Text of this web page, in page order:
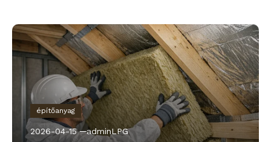
építőanyag
2026-04-15 adminLPG